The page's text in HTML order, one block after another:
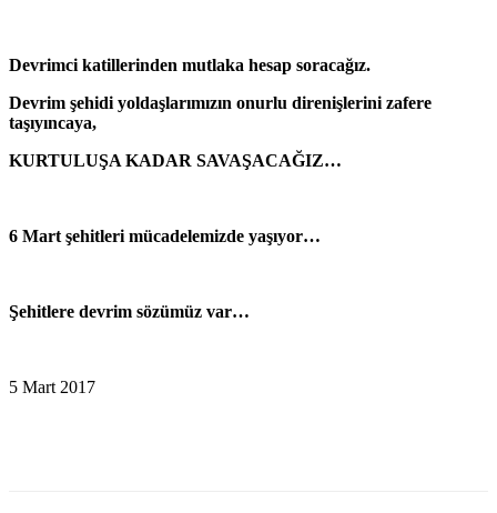
Devrimci katillerinden mutlaka he­­­­­sap soracağız.
Devrim şehidi yoldaşlarımızın onurlu direnişle­­rini zafere
taşıyıncaya,
KURTU­LU­ŞA KADAR SAVAŞACAĞIZ…
6 Mart şehitleri mücadelemizde yaşıyor…
Şehitlere devrim sözümüz var…
5 Mart 2017